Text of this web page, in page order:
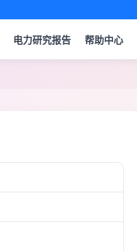
电力研究报告 帮助中心